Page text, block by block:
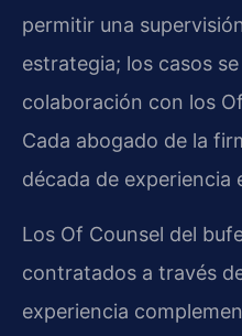
permitir una
estrategia; los casos
colaboración con los
Cada abogado de la
década de experiencia
Los Of Counsel del
contratados a través
experiencia